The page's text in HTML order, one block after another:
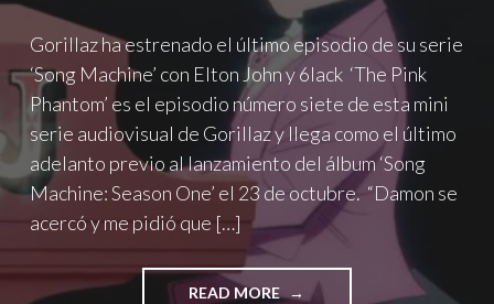
Gorillaz ha estrenado el último episodio de su serie
‘Song Machine’ con Elton John y 6lack ‘The Pink
Phantom’ es el episodio número siete de esta mini
serie audiovisual de Gorillaz y llega como el último
adelanto previo al lanzamiento del álbum ‘Song
Machine: Season One’ el 23 de octubre. “Damon se
acercó y me pidió que […]
READ MORE "GORILLAZ